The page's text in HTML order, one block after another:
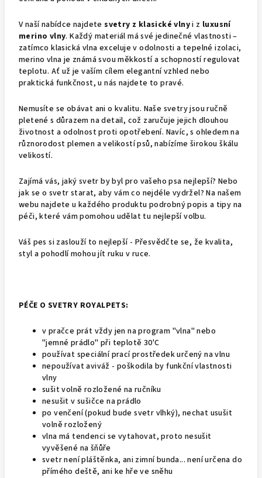
V naší nabídce najdete svetry z klasické vlnyi z luxusní
merino vlny. Každý materiál má své jedinečné vlastnosti –
zatímco klasická vlna exceluje v odolnosti a tepelné izolaci,
merino vlna je známá svou měkkostí a schopností regulovat
teplotu. Ať už je vaším cílem elegantní vzhled nebo
praktická funkčnost, u nás najdete to pravé.
Nemusíte se obávat ani o kvalitu. Naše svetry jsou ručně
pletené s důrazem na detail, což zaručuje jejich dlouhou
životnost a odolnost proti opotřebení. Navíc, s ohledem na
různorodost plemen a velikostí psů, nabízíme širokou škálu
velikostí.
Zajímá vás, jaký svetr by byl pro vašeho psa nejlepší? Nebo
jak se o svetr starat, aby vám co nejdéle vydržel? Na našem
webu najdete u každého produktu podrobný popis a tipy na
péči, které vám pomohou udělat tu nejlepší volbu.
Váš pes si zaslouží to nejlepší - Přesvědčte se, že kvalita,
styl a pohodlí mohou jít ruku v ruce.
PÉČE O SVETRY ROYALPETS:
v pračce prát vždy jen na program "vlna" nebo
"jemné prádlo" při teplotě 30'C
používat speciální prací prostředek určený na vlnu
nepoužívat aviváž - poškodila by funkční vlastnosti
vlny
sušit volně rozložené na ručníku
nesušit v sušičce na prádlo
po venčení (pokud bude svetr vlhký), nechat usušit
volně rozložený
vlna má tendenci se vytahovat, proto nesušit
vyvěšené na šňůře
svetr není pláštěnka, ani zimní bunda... není určena do
přímého deště, ani ke hře ve sněhu